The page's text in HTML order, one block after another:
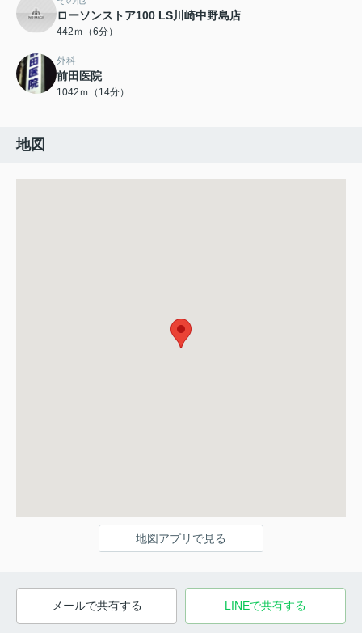
ローソンストア100 LS川崎中野島店
442ｍ（6分）
外科
前田医院
1042ｍ（14分）
地図
地図アプリで見る
メールで共有する LINEで共有する